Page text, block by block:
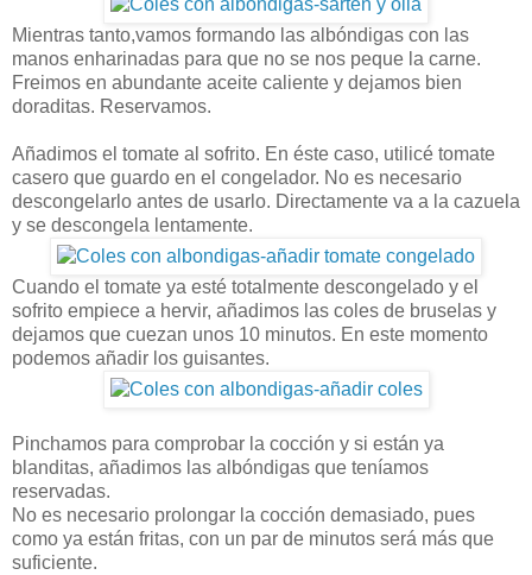
Mientras tanto,vamos formando las albóndigas con las
manos enharinadas para que no se nos peque la carne.
Freimos en abundante aceite caliente y dejamos bien
doraditas. Reservamos.
Añadimos el tomate al sofrito. En éste caso, utilicé tomate
casero que guardo en el congelador. No es necesario
descongelarlo antes de usarlo. Directamente va a la cazuela
y se descongela lentamente.
Cuando el tomate ya esté totalmente descongelado y el
sofrito empiece a hervir, añadimos las coles de bruselas y
dejamos que cuezan unos 10 minutos. En este momento
podemos añadir los guisantes.
Pinchamos para comprobar la cocción y si están ya
blanditas, añadimos las albóndigas que teníamos
reservadas.
No es necesario prolongar la cocción demasiado, pues
como ya están fritas, con un par de minutos será más que
suficiente.